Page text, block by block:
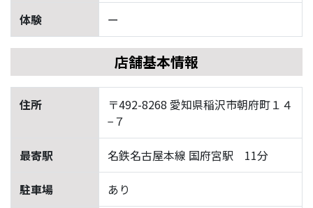
体験 ー
店舗基本情報
住所
〒492-8268 愛知県稲沢市朝府町１４
−７
最寄駅 名鉄名古屋本線 国府宮駅 11分
駐車場 あり